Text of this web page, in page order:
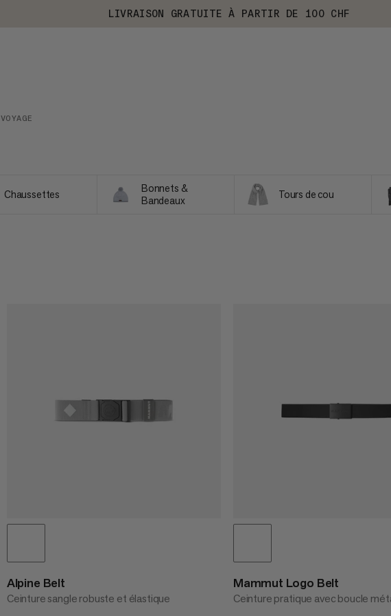
LIVRAISON GRATUITE À PARTIR DE 100 CHF
VOYAGE
Chaussettes
Bonnets &
Bandeaux
Tours de cou
Alpine Belt
Ceinture sangle robuste et élastique
Mammut Logo Belt
Ceinture pratique avec boucle